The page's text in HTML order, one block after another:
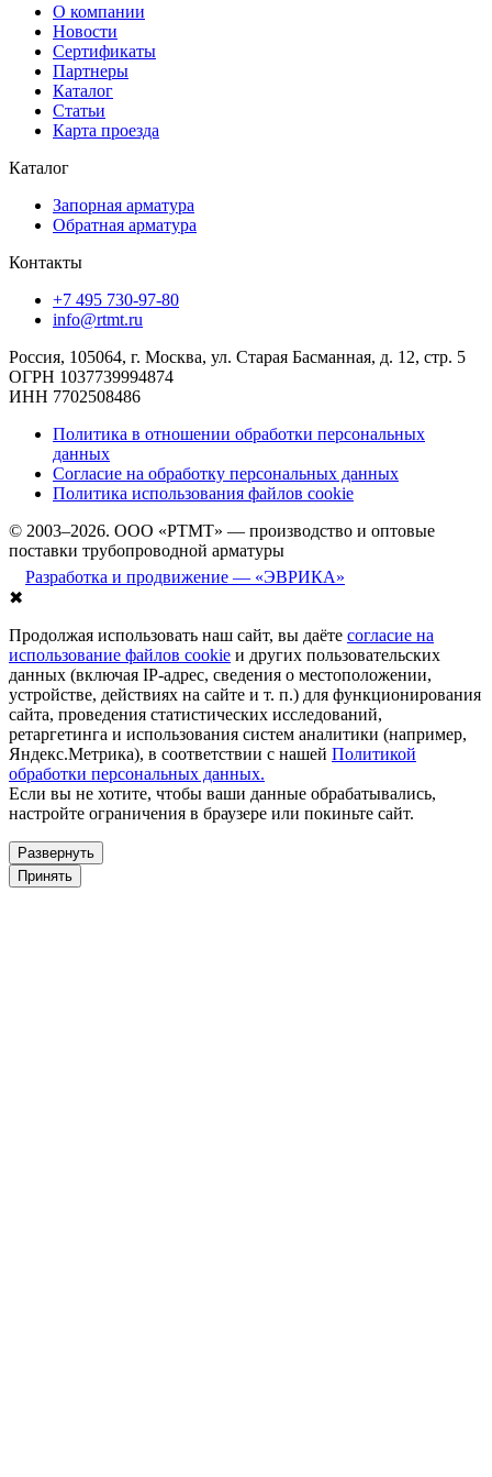
О компании
Новости
Сертификаты
Партнеры
Каталог
Статьи
Карта проезда
Каталог
Запорная арматура
Обратная арматура
Контакты
+7 495 730-97-80
info@rtmt.ru
Россия, 105064, г. Москва, ул. Старая Басманная, д. 12, стр. 5
ОГРН 1037739994874
ИНН 7702508486
Политика в отношении обработки персональных
данных
Согласие на обработку персональных данных
Политика использования файлов cookie
© 2003–2026. ООО «РТМТ» — производство и оптовые
поставки трубопроводной арматуры
Разработка и продвижение — «ЭВРИКА»
✖
Продолжая использовать наш сайт, вы даёте согласие на
использование файлов cookie и других пользовательских
данных (включая IP-адрес, сведения о местоположении,
устройстве, действиях на сайте и т. п.) для функционирования
сайта, проведения статистических исследований,
ретаргетинга и использования систем аналитики (например,
Яндекс.Метрика), в соответствии с нашей Политикой
обработки персональных данных.
Если вы не хотите, чтобы ваши данные обрабатывались,
настройте ограничения в браузере или покиньте сайт.
Развернуть
Принять